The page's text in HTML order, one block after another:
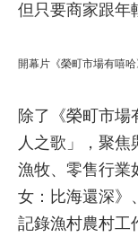
但只要商家跟年
開幕片《榮町市場有嘻
除了《榮町市
人之歌」，聚焦
漁牧、零售行業
女：比海還深》
記錄漁村農村工